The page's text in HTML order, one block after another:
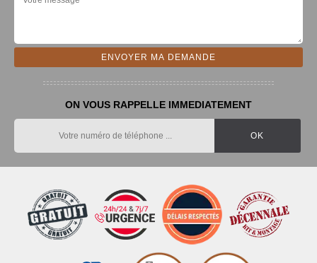
ON VOUS RAPPELLE IMMEDIATEMENT